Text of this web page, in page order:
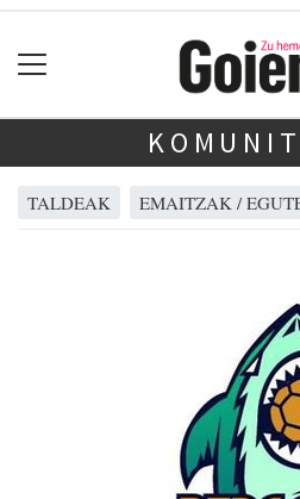
TALDEAK EMAITZAK /